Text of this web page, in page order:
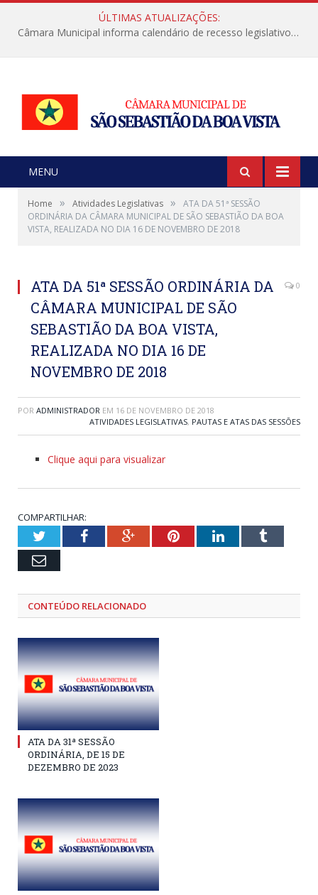
ÚLTIMAS ATUALIZAÇÕES:
Câmara Municipal informa calendário de recesso legislativo de julho
MENU
Home » Atividades Legislativas »
ATA DA 51ª SESSÃO
ORDINÁRIA DA CÂMARA MUNICIPAL DE SÃO SEBASTIÃO DA BOA
VISTA, REALIZADA NO DIA 16 DE NOVEMBRO DE 2018
ATA DA 51ª SESSÃO ORDINÁRIA DA
CÂMARA MUNICIPAL DE SÃO
SEBASTIÃO DA BOA VISTA,
REALIZADA NO DIA 16 DE
NOVEMBRO DE 2018
0
POR ADMINISTRADOR EM 16 DE NOVEMBRO DE 2018
ATIVIDADES LEGISLATIVAS, PAUTAS E ATAS DAS SESSÕES
Clique aqui para visualizar
COMPARTILHAR:
TwitterFacebookGoogle+PinterestLinkedInTumblr
Email
CONTEÚDO RELACIONADO
ATA DA 31ª SESSÃO
ORDINÁRIA, DE 15 DE
DEZEMBRO DE 2023